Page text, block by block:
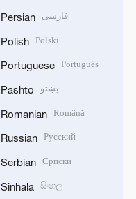
Persian فارسی
Polish Polski
Portuguese Português
Pashto پښتو
Romanian Română
Russian Русский
Serbian Српски
Sinhala සිංහල